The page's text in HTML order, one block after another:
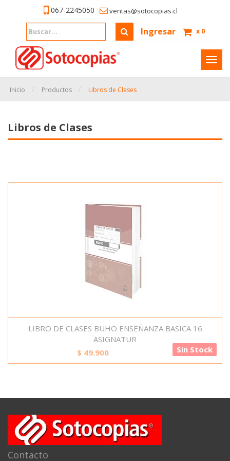
067-2245050 ventas@sotocopias.cl
Ingresar x 0
Inicio Productos Libros de Clases
Libros de Clases
LIBRO DE CLASES BUHO ENSEÑANZA BASICA 16
ASIGNATUR
$ 49.900 Sin Stock
Contacto